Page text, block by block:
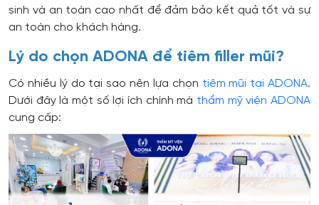
sinh và an toàn cao nhất để đảm bảo kết quả tốt và sự
an toàn cho khách hàng.
Lý do chọn ADONA để tiêm filler mũi?
Có nhiều lý do tại sao nên lựa chọn tiêm mũi tại ADONA.
Dưới đây là một số lợi ích chính mà thẩm mỹ viện ADONA
cung cấp: